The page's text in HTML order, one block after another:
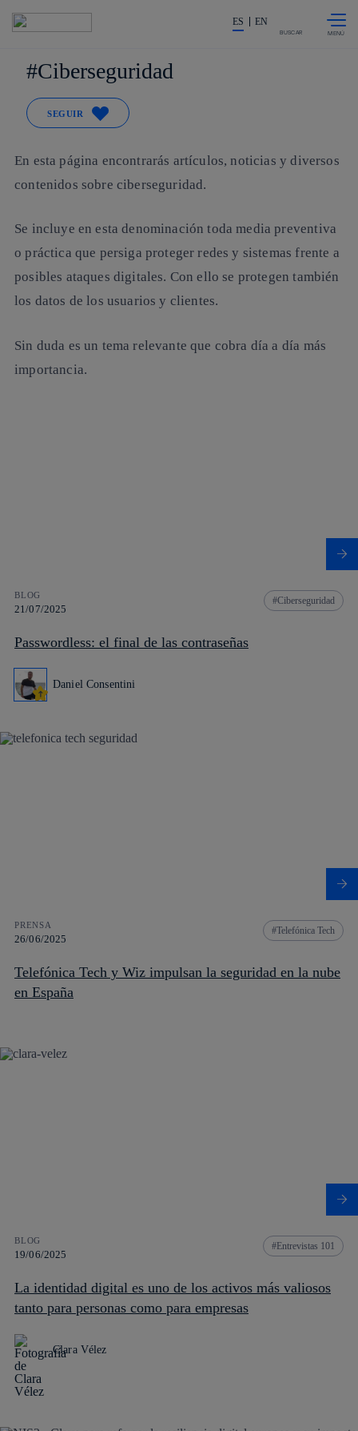
La acción en accionistas e
ES EN
BUSCAR
Ciberseguridad
SEGUIR
En esta página encontrarás artículos, noticias y diversos
contenidos sobre ciberseguridad.
Se incluye en esta denominación toda media preventiva
o práctica que persiga proteger redes y sistemas frente a
posibles ataques digitales. Con ello se protegen también
los datos de los usuarios y clientes.
Sin duda es un tema relevante que cobra día a día más
importancia.
BLOG
21/07/2025
Ciberseguridad
Passwordless: el final de las contraseñas
Daniel Consentini
PRENSA
26/06/2025
Telefónica Tech
Telefónica Tech y Wiz impulsan la seguridad en la nube
en España
BLOG
19/06/2025
Entrevistas 101
La identidad digital es uno de los activos más valiosos
tanto para personas como para empresas
Clara Vélez